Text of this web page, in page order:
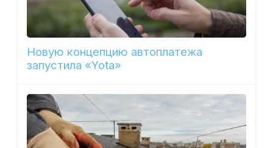
Новую концепцию автоплатежа
запустила «Yota»